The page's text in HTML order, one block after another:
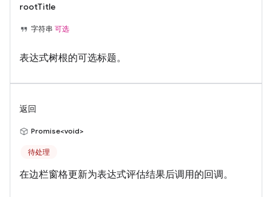
rootTitle
字符串 可选
表达式树根的可选标题。
返回
Promise<void>
待处理
在边栏窗格更新为表达式评估结果后调用的回调。